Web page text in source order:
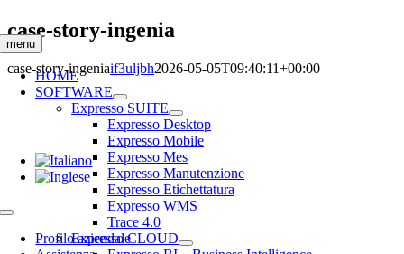
Salta
al
contenuto
menu
HOME
SOFTWARE
Expresso SUITE
Expresso Desktop
Expresso Mobile
Expresso Mes
Expresso Manutenzione
Expresso Etichettatura
Expresso WMS
Trace 4.0
Expresso CLOUD
case-story-ingenia
case-story-ingeniaif3uljbh2026-05-05T09:40:11+00:00
Toggle
NavigationProfilo aziendale